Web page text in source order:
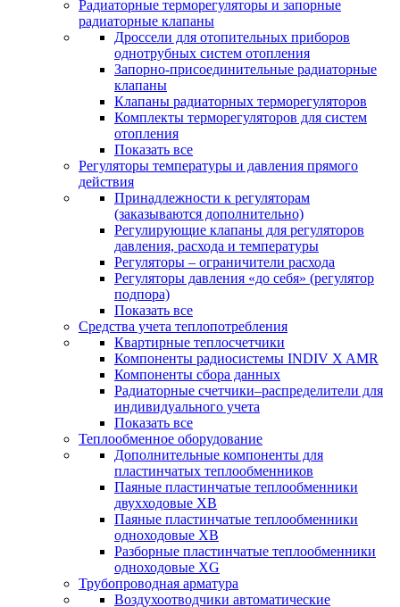
Радиаторные терморегуляторы и запорные
радиаторные клапаны
Дроссели для отопительных приборов
однотрубных систем отопления
Запорно-присоединительные радиаторные
клапаны
Клапаны радиаторных терморегуляторов
Комплекты терморегуляторов для систем
отопления
Показать все
Регуляторы температуры и давления прямого
действия
Принадлежности к регуляторам
(заказываются дополнительно)
Регулирующие клапаны для регуляторов
давления, расхода и температуры
Регуляторы – ограничители расхода
Регуляторы давления «до себя» (регулятор
подпора)
Показать все
Средства учета теплопотребления
Квартирные теплосчетчики
Компоненты радиосистемы INDIV X AMR
Компоненты сбора данных
Радиаторные счетчики–распределители для
индивидуального учета
Показать все
Теплообменное оборудование
Дополнительные компоненты для
пластинчатых теплообменников
Паяные пластинчатые теплообменники
двухходовые XB
Паяные пластинчатые теплообменники
одноходовые ХВ
Разборные пластинчатые теплообменники
одноходовые ХG
Трубопроводная арматура
Воздухоотводчики автоматические